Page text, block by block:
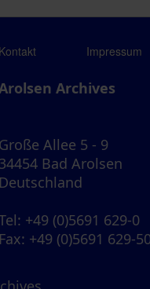
Kontakt Impressum
Archives
Große Allee 5 - 9
34454 Bad Arolsen
Deutschland
: +49 (0)5691 629-0
Fax: +49 (0)5691 629-